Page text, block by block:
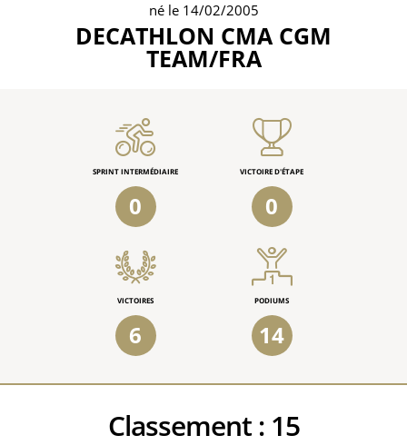
né le 14/02/2005
DECATHLON CMA CGM
TEAM/FRA
SPRINT INTERMÉDIAIRE
0
VICTOIRE D'ÉTAPE
0
VICTOIRES
6
PODIUMS
14
Classement : 15